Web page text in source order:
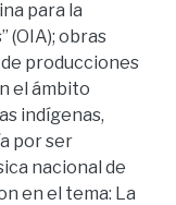
para la
(OIA); obras
producciones
el ámbito
indígenas,
por ser
nacional de
en el tema: La